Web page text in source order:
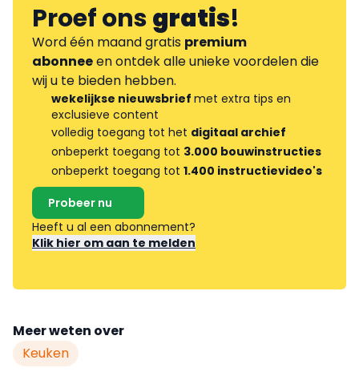
Proef onsgratis!
Word één maand gratis premium
abonneeen ontdek alle unieke voordelen die
wij u te bieden hebben.
wekelijkse nieuwsbrief met extra tips en
exclusieve content
volledig toegang tot het digitaal archief
onbeperkt toegang tot 3.000 bouwinstructies
onbeperkt toegang tot 1.400 instructievideo's
Probeer nu
Heeft u al een abonnement?
Klik hier om aan te melden
Meer weten over
Keuken